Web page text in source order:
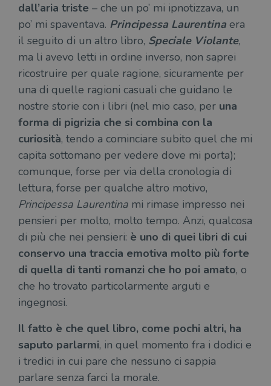
dall’aria triste – che un po’ mi ipnotizzava, un
po’ mi spaventava. Principessa Laurentina era
il seguito di un altro libro, Speciale Violante,
ma li avevo letti in ordine inverso, non saprei
ricostruire per quale ragione, sicuramente per
una di quelle ragioni casuali che guidano le
nostre storie con i libri (nel mio caso, per una
forma di pigrizia che si combina con la
curiosità, tendo a cominciare subito quel che mi
capita sottomano per vedere dove mi porta);
comunque, forse per via della cronologia di
lettura, forse per qualche altro motivo,
Principessa Laurentina mi rimase impresso nei
pensieri per molto, molto tempo. Anzi, qualcosa
di più che nei pensieri: è uno di quei libri di cui
conservo una traccia emotiva molto più forte
di quella di tanti romanzi che ho poi amato, o
che ho trovato particolarmente arguti e
ingegnosi.
Il fatto è che quel libro, come pochi altri, ha
saputo parlarmi, in quel momento fra i dodici e
i tredici in cui pare che nessuno ci sappia
parlare senza farci la morale.